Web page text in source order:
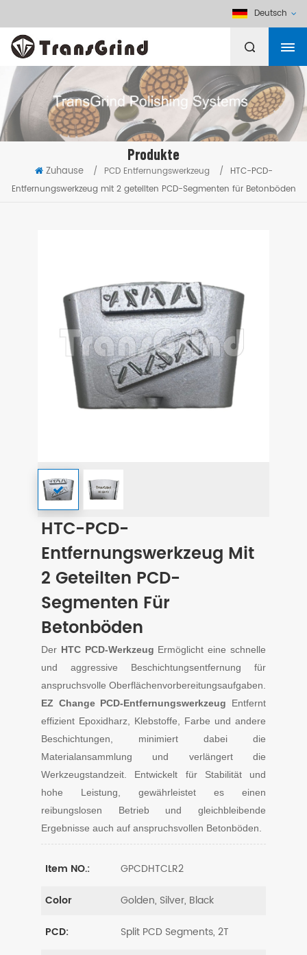
Deutsch
Produkte
Zuhause / PCD Entfernungswerkzeug /
HTC-PCD-
Entfernungswerkzeug mit 2 geteilten PCD-Segmenten für Betonböden
HTC-PCD-
Entfernungswerkzeug Mit
2 Geteilten PCD-
Segmenten Für
Betonböden
Der HTC PCD-Werkzeug Ermöglicht eine schnelle
und aggressive Beschichtungsentfernung für
anspruchsvolle Oberflächenvorbereitungsaufgaben.
EZ Change PCD-Entfernungswerkzeug Entfernt
effizient Epoxidharz, Klebstoffe, Farbe und andere
Beschichtungen, minimiert dabei die
Materialansammlung und verlängert die
Werkzeugstandzeit. Entwickelt für Stabilität und
hohe Leistung, gewährleistet es einen
reibungslosen Betrieb und gleichbleibende
Ergebnisse auch auf anspruchsvollen Betonböden.
Item NO.: GPCDHTCLR2
Color Golden, Silver, Black
PCD: Split PCD Segments, 2T